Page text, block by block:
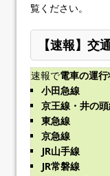
覧ください。
【速報】交
速報で電車の運
小田急線
京王線・井の
東急線
京急線
JR山手線
JR常磐線